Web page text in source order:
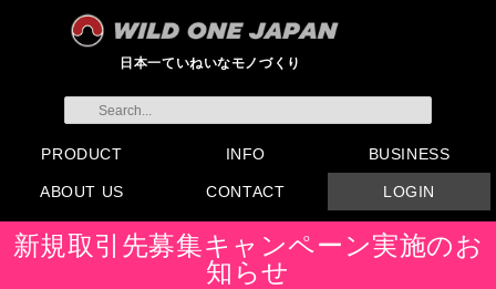
日本一ていねいなモノづくり
PRODUCT
すべてのグッズ
新製品
発売前製品
デンマ
ニップルドーム他
ローター
バイブ
オナホール
ラブドール
サポート
矯正リング
ローション
ラブサプリ
ディルド
アナル
SMグッズ
日本製グッズ
その他グッズ
INFO
製品情報
お知らせ
イベント・展示会
メディア掲載
BUSINESS
会員登録
注文方法・卸売りについ
FAX注文書
カタログ
販促物配布
代理店契約について
ABOUT US
会社概要
よくある質問
取り扱い店リスト
CONTACT
お問い合わせ
付属品販売(一般のお客様
向け)
アイディア募集
LOGIN
新規取引先募集キャンペーン実施のお
知らせ